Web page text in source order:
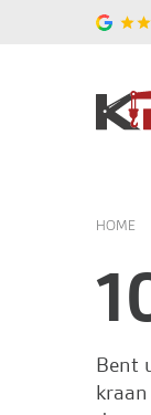
HOME
Bent